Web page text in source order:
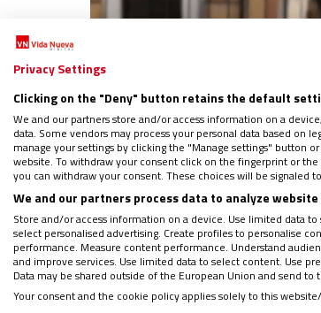
Privacy Settings
Clicking on the "Deny" button retains the default
We and our partners store and/or access information on a
data. Some vendors may process your personal data based on
manage your settings by clicking the "Manage settings"
website. To withdraw your consent click on the fingerprint or
you can withdraw your consent. These choices will be signaled
We and our partners process data to analyze
Store and/or access information on a device. Use limited data
select personalised advertising. Create profiles to personalise
performance. Measure content performance. Understand
and improve services. Use limited data to select content. Use
Data may be shared outside of the European Union and send to
Your consent and the cookie policy applies solely to this